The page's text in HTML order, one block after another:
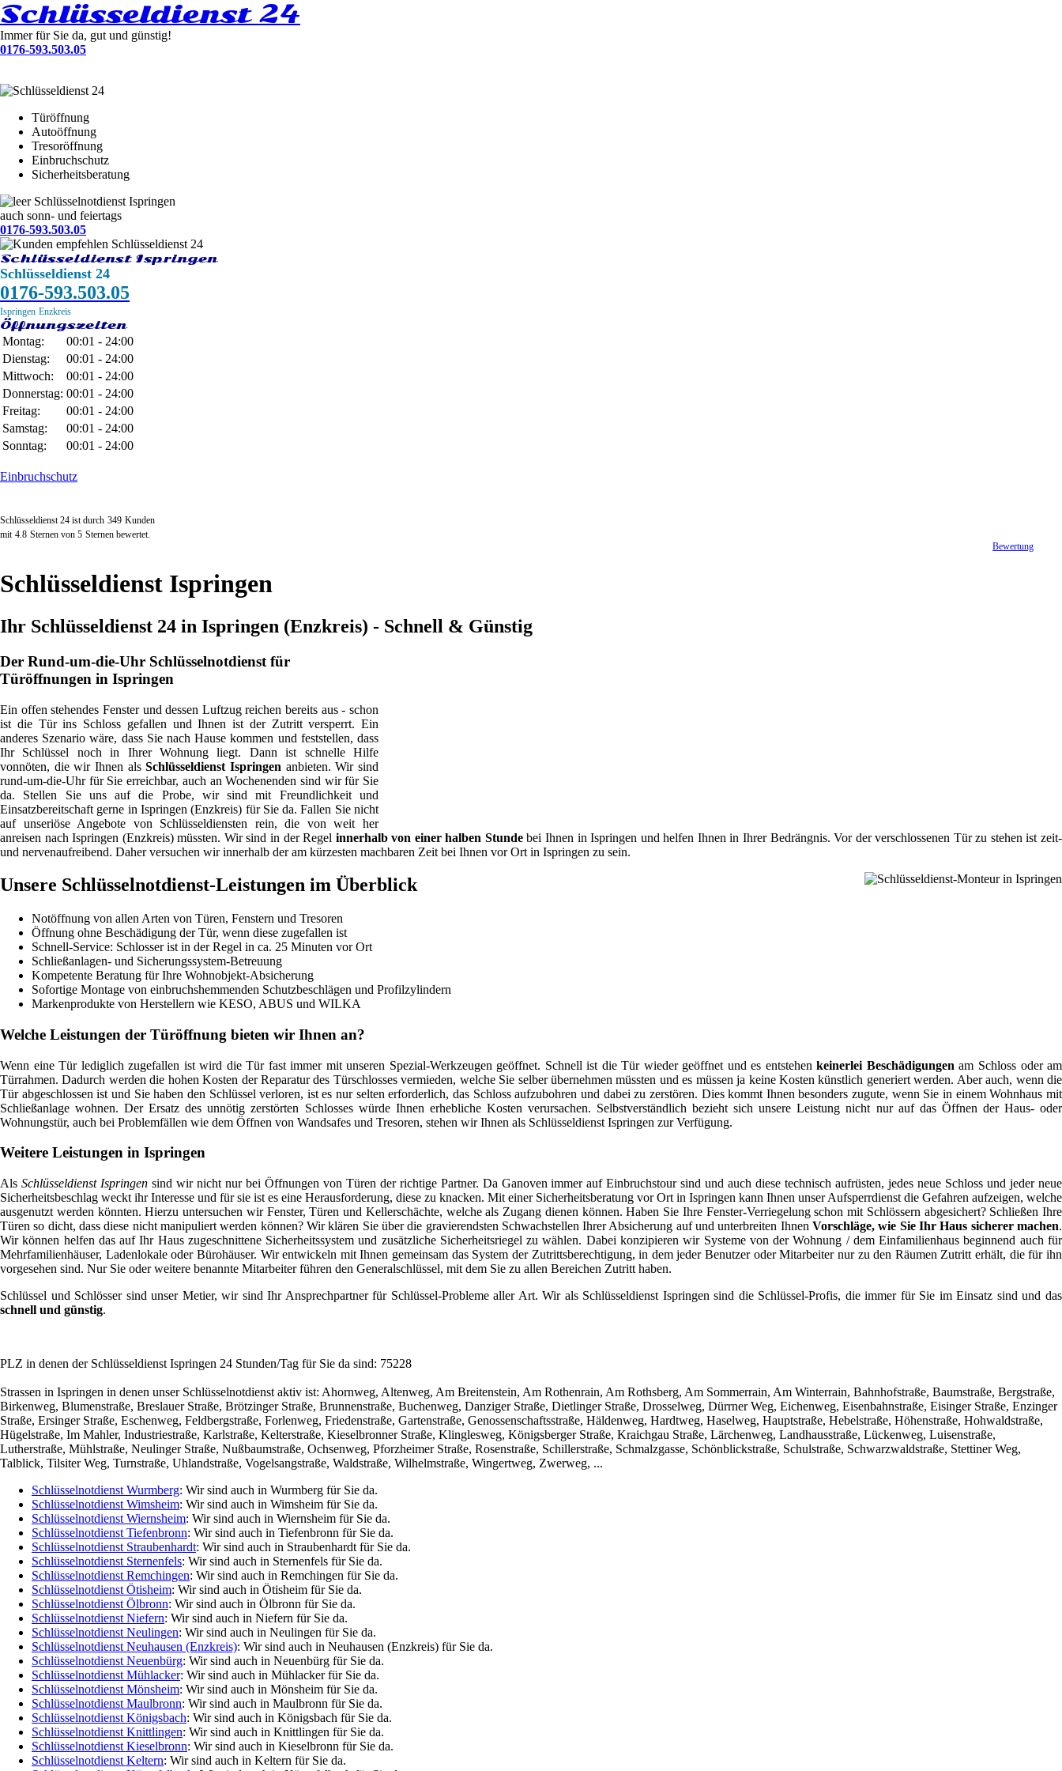
Schlüsseldienst 24
Immer für Sie da, gut und günstig!
0176-593.503.05
Türöffnung
Autoöffnung
Tresoröffnung
Einbruchschutz
Sicherheitsberatung
Schlüsselnotdienst Ispringen
auch sonn- und feiertags
0176-593.503.05
Schlüsseldienst Ispringen
Schlüsseldienst 24
0176-593.503.05
Ispringen Enzkreis
Öffnungszeiten
Montag:
00:01 - 24:00
Dienstag:
00:01 - 24:00
Mittwoch:
00:01 - 24:00
Donnerstag: 00:01 - 24:00
Freitag:
00:01 - 24:00
Samstag:
00:01 - 24:00
Sonntag:
00:01 - 24:00
Einbruchschutz
Schlüsseldienst 24 ist durch 349 Kunden
mit 4.8 Sternen von 5 Sternen bewertet.
Bewertung
Schlüsseldienst Ispringen
Ihr Schlüsseldienst 24 in Ispringen (Enzkreis) - Schnell & Günstig
Der Rund-um-die-Uhr Schlüsselnotdienst für
Türöffnungen in Ispringen
Ein offen stehendes Fenster und dessen Luftzug reichen bereits aus - schon
ist die Tür ins Schloss gefallen und Ihnen ist der Zutritt versperrt. Ein
anderes Szenario wäre, dass Sie nach Hause kommen und feststellen, dass
Ihr Schlüssel noch in Ihrer Wohnung liegt. Dann ist schnelle Hilfe
vonnöten, die wir Ihnen alsSchlüsseldienst Ispringen anbieten. Wir sind
rund-um-die-Uhr für Sie erreichbar, auch an Wochenenden sind wir für Sie
da. Stellen Sie uns auf die Probe, wir sind mit Freundlichkeit und
Einsatzbereitschaft gerne in Ispringen (Enzkreis) für Sie da. Fallen Sie nicht
auf unseriöse Angebote von Schlüsseldiensten rein, die von weit her
anreisen nach Ispringen (Enzkreis) müssten. Wir sind in der Regel innerhalb von einer halben Stundebei Ihnen in Ispringen und helfen Ihnen in Ihrer Bedrängnis. Vor der verschlossenen Tür zu stehen ist zeit-
und nervenaufreibend. Daher versuchen wir innerhalb der am kürzesten machbaren Zeit bei Ihnen vor Ort in Ispringen zu sein.
Unsere Schlüsselnotdienst-Leistungen im Überblick
Notöffnung von allen Arten von Türen, Fenstern und Tresoren
Öffnung ohne Beschädigung der Tür, wenn diese zugefallen ist
Schnell-Service: Schlosser ist in der Regel in ca. 25 Minuten vor Ort
Schließanlagen- und Sicherungssystem-Betreuung
Kompetente Beratung für Ihre Wohnobjekt-Absicherung
Sofortige Montage von einbruchshemmenden Schutzbeschlägen und Profilzylindern
Markenprodukte von Herstellern wie KESO, ABUS und WILKA
Welche Leistungen der Türöffnung bieten wir Ihnen an?
Wenn eine Tür lediglich zugefallen ist wird die Tür fast immer mit unseren Spezial-Werkzeugen geöffnet. Schnell ist die Tür wieder geöffnet und es entstehenkeinerlei Beschädigungen am Schloss oder am
Türrahmen. Dadurch werden die hohen Kosten der Reparatur des Türschlosses vermieden, welche Sie selber übernehmen müssten und es müssen ja keine Kosten künstlich generiert werden. Aber auch, wenn die
Tür abgeschlossen ist und Sie haben den Schlüssel verloren, ist es nur selten erforderlich, das Schloss aufzubohren und dabei zu zerstören. Dies kommt Ihnen besonders zugute, wenn Sie in einem Wohnhaus mit
Schließanlage wohnen. Der Ersatz des unnötig zerstörten Schlosses würde Ihnen erhebliche Kosten verursachen. Selbstverständlich bezieht sich unsere Leistung nicht nur auf das Öffnen der Haus- oder
Wohnungstür, auch bei Problemfällen wie dem Öffnen von Wandsafes und Tresoren, stehen wir Ihnen als Schlüsseldienst Ispringen zur Verfügung.
Weitere Leistungen in Ispringen
Als Schlüsseldienst Ispringensind wir nicht nur bei Öffnungen von Türen der richtige Partner. Da Ganoven immer auf Einbruchstour sind und auch diese technisch aufrüsten, jedes neue Schloss und jeder neue
Sicherheitsbeschlag weckt ihr Interesse und für sie ist es eine Herausforderung, diese zu knacken. Mit einer Sicherheitsberatung vor Ort in Ispringen kann Ihnen unser Aufsperrdienst die Gefahren aufzeigen, welche
ausgenutzt werden könnten. Hierzu untersuchen wir Fenster, Türen und Kellerschächte, welche als Zugang dienen können. Haben Sie Ihre Fenster-Verriegelung schon mit Schlössern abgesichert? Schließen Ihre
Türen so dicht, dass diese nicht manipuliert werden können? Wir klären Sie über die gravierendsten Schwachstellen Ihrer Absicherung auf und unterbreiten IhnenVorschläge, wie Sie Ihr Haus sicherer machen.
Wir können helfen das auf Ihr Haus zugeschnittene Sicherheitssystem und zusätzliche Sicherheitsriegel zu wählen. Dabei konzipieren wir Systeme von der Wohnung / dem Einfamilienhaus beginnend auch für
Mehrfamilienhäuser, Ladenlokale oder Bürohäuser. Wir entwickeln mit Ihnen gemeinsam das System der Zutrittsberechtigung, in dem jeder Benutzer oder Mitarbeiter nur zu den Räumen Zutritt erhält, die für ihn
vorgesehen sind. Nur Sie oder weitere benannte Mitarbeiter führen den Generalschlüssel, mit dem Sie zu allen Bereichen Zutritt haben.
Schlüssel und Schlösser sind unser Metier, wir sind Ihr Ansprechpartner für Schlüssel-Probleme aller Art. Wir als Schlüsseldienst Ispringen sind die Schlüssel-Profis, die immer für Sie im Einsatz sind und das
schnell und günstig.
PLZ in denen der Schlüsseldienst Ispringen 24 Stunden/Tag für Sie da sind: 75228
Strassen in Ispringen in denen unser Schlüsselnotdienst aktiv ist: Ahornweg, Altenweg, Am Breitenstein, Am Rothenrain, Am Rothsberg, Am Sommerrain, Am Winterrain, Bahnhofstraße, Baumstraße, Bergstraße,
Birkenweg, Blumenstraße, Breslauer Straße, Brötzinger Straße, Brunnenstraße, Buchenweg, Danziger Straße, Dietlinger Straße, Drosselweg, Dürrner Weg, Eichenweg, Eisenbahnstraße, Eisinger Straße, Enzinger
Straße, Ersinger Straße, Eschenweg, Feldbergstraße, Forlenweg, Friedenstraße, Gartenstraße, Genossenschaftsstraße, Häldenweg, Hardtweg, Haselweg, Hauptstraße, Hebelstraße, Höhenstraße, Hohwaldstraße,
Hügelstraße, Im Mahler, Industriestraße, Karlstraße, Kelterstraße, Kieselbronner Straße, Klinglesweg, Königsberger Straße, Kraichgau Straße, Lärchenweg, Landhausstraße, Lückenweg, Luisenstraße,
Lutherstraße, Mühlstraße, Neulinger Straße, Nußbaumstraße, Ochsenweg, Pforzheimer Straße, Rosenstraße, Schillerstraße, Schmalzgasse, Schönblickstraße, Schulstraße, Schwarzwaldstraße, Stettiner Weg,
Talblick, Tilsiter Weg, Turnstraße, Uhlandstraße, Vogelsangstraße, Waldstraße, Wilhelmstraße, Wingertweg, Zwerweg, ...
Schlüsselnotdienst Wurmberg: Wir sind auch in Wurmberg für Sie da.
Schlüsselnotdienst Wimsheim: Wir sind auch in Wimsheim für Sie da.
Schlüsselnotdienst Wiernsheim: Wir sind auch in Wiernsheim für Sie da.
Schlüsselnotdienst Tiefenbronn: Wir sind auch in Tiefenbronn für Sie da.
Schlüsselnotdienst Straubenhardt: Wir sind auch in Straubenhardt für Sie da.
Schlüsselnotdienst Sternenfels: Wir sind auch in Sternenfels für Sie da.
Schlüsselnotdienst Remchingen: Wir sind auch in Remchingen für Sie da.
Schlüsselnotdienst Ötisheim: Wir sind auch in Ötisheim für Sie da.
Schlüsselnotdienst Ölbronn: Wir sind auch in Ölbronn für Sie da.
Schlüsselnotdienst Niefern: Wir sind auch in Niefern für Sie da.
Schlüsselnotdienst Neulingen: Wir sind auch in Neulingen für Sie da.
Schlüsselnotdienst Neuhausen (Enzkreis): Wir sind auch in Neuhausen (Enzkreis) für Sie da.
Schlüsselnotdienst Neuenbürg: Wir sind auch in Neuenbürg für Sie da.
Schlüsselnotdienst Mühlacker: Wir sind auch in Mühlacker für Sie da.
Schlüsselnotdienst Mönsheim: Wir sind auch in Mönsheim für Sie da.
Schlüsselnotdienst Maulbronn: Wir sind auch in Maulbronn für Sie da.
Schlüsselnotdienst Königsbach: Wir sind auch in Königsbach für Sie da.
Schlüsselnotdienst Knittlingen: Wir sind auch in Knittlingen für Sie da.
Schlüsselnotdienst Kieselbronn: Wir sind auch in Kieselbronn für Sie da.
Schlüsselnotdienst Keltern: Wir sind auch in Keltern für Sie da.